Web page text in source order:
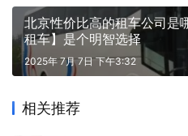
北京性价比高的租车公司是
租车】是个明智选择
2025年 7月 7日 下午3:32
相关推荐